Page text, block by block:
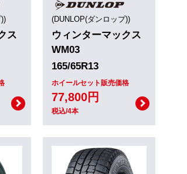
ス
(DUNLOP(ダンロップ))
ウィンターマックス
WM03
165/65R13
ホイールセット販売価格
77,800円
税込/4本